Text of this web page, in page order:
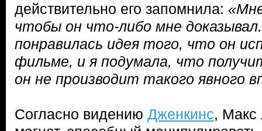
действительно его запомнила:
чтобы он что-либо мне
понравилась идея того, что он
фильме, и я подумала, что
он не производит такого явного
Согласно видению Дженкинс, Макс